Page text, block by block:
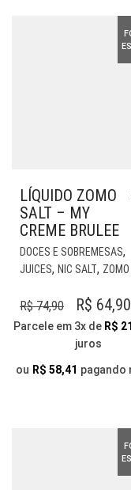
LÍQUIDO ZOMO
SALT – MY
CREME BRULEE
DOCES E SOBREMESAS,
JUICES, NIC SALT, ZOMO
R$74,90
O
PREÇO
ORIGINAL
ERA:
R$ 64,90
Parcele em 3x de R$
juros
ou R$ 58,41 pagando